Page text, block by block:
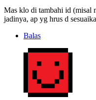
Mas klo di tambahi id (misal
jadinya, ap yg hrus d
Balas